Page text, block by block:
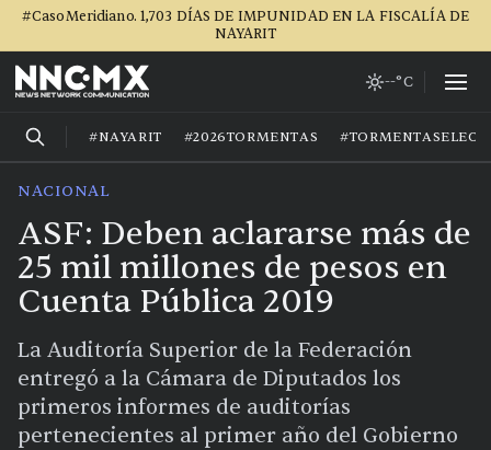
#CasoMeridiano. 1,703 DÍAS DE IMPUNIDAD EN LA FISCALÍA DE
NAYARIT
--°C
#NAYARIT #2026TORMENTAS
NACIONAL
ASF: Deben aclararse más de
25 mil millones de pesos en
Cuenta Pública 2019
La Auditoría Superior de la Federación
entregó a la Cámara de Diputados los
primeros informes de auditorías
pertenecientes al primer año del Gobierno